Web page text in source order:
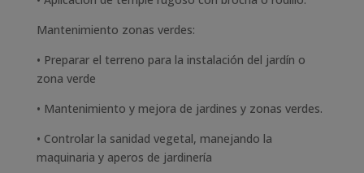
Mantenimiento zonas verdes:
• Preparar el terreno para la instalación del jardín o
zona verde
• Mantenimiento y mejora de jardines y zonas verdes.
• Controlar la sanidad vegetal, manejando la
maquinaria y aperos de jardinería